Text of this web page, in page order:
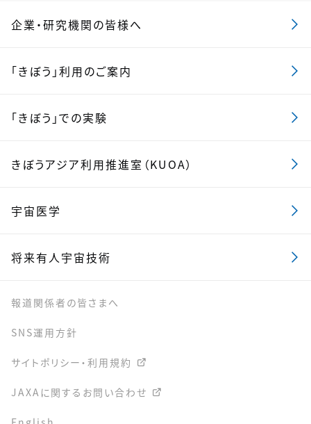
企業・研究機関の皆様へ
「きぼう」利用のご案内
「きぼう」での実験
きぼうアジア利用推進室（KUOA）
宇宙医学
将来有人宇宙技術
報道関係者の皆さまへ
SNS運用方針
サイトポリシー・利用規約
JAXAに関するお問い合わせ